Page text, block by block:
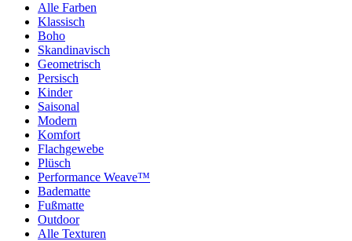
Alle Farben
Klassisch
Boho
Skandinavisch
Geometrisch
Persisch
Kinder
Saisonal
Modern
Komfort
Flachgewebe
Plüsch
Performance Weave™
Badematte
Fußmatte
Outdoor
Alle Texturen